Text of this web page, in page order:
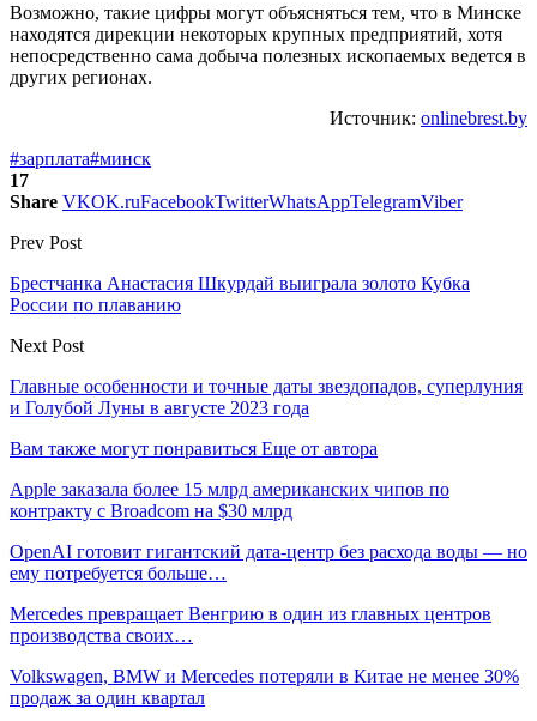
Возможно, такие цифры могут объясняться тем, что в Минске
находятся дирекции некоторых крупных предприятий, хотя
непосредственно сама добыча полезных ископаемых ведется в
других регионах.
Источник: onlinebrest.by
#зарплата#минск
17
Share VKOK.ruFacebookTwitterWhatsAppTelegramViber
Prev Post
Брестчанка Анастасия Шкурдай выиграла золото Кубка
России по плаванию
Next Post
Главные особенности и точные даты звездопадов, суперлуния
и Голубой Луны в августе 2023 года
Вам также могут понравиться Еще от автора
Apple заказала более 15 млрд американских чипов по
контракту с Broadcom на $30 млрд
OpenAI готовит гигантский дата-центр без расхода воды — но
ему потребуется больше…
Mercedes превращает Венгрию в один из главных центров
производства своих…
Volkswagen, BMW и Mercedes потеряли в Китае не менее 30%
продаж за один квартал